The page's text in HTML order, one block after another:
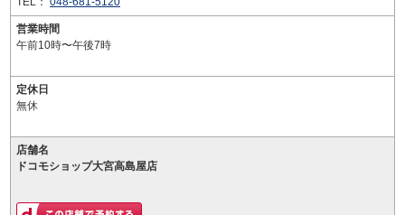
営業時間
午前10時〜午後7時
定休日
無休
店舗名
ドコモショップ大宮高島屋店